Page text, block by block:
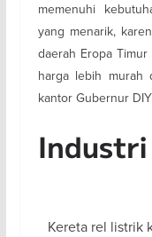
memenuhi
yang menarik,
daerah Eropa
harga lebih murah
kantor Gubernur
Kereta rel listrik